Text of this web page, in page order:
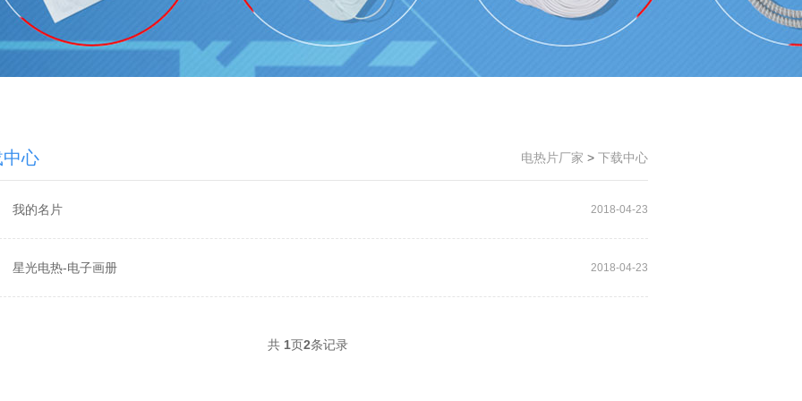
心 电热片厂家 > 下载中心
我的名片 2018-04-23
星光电热-电子画册 2018-04-23
共 1页2条记录